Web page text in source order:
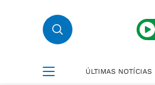
ÚLTIMAS NOTÍCIAS